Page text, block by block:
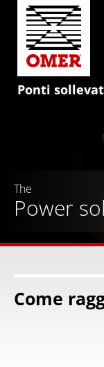
The
Power
Ponti
Come